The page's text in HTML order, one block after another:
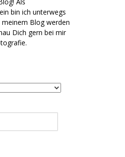
Als
bin ich unterwegs
meinem Blog werden
Dich gern bei mir